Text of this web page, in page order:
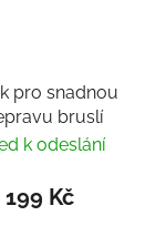
pro snadnou
bruslí
k odeslání
199 Kč